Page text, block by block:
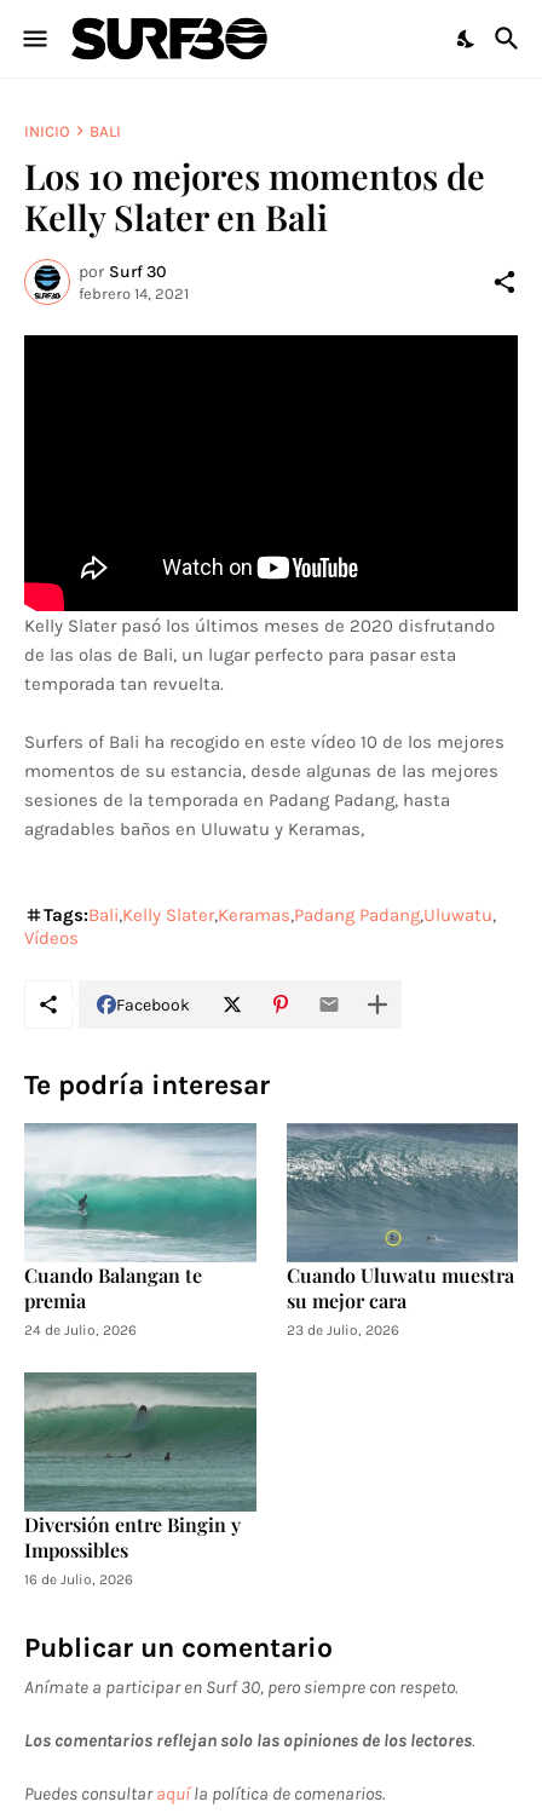
INICIO BALI
Los 10 mejores momentos de
Kelly Slater en Bali
por Surf 30
febrero 14, 2021
Kelly Slater pasó los últimos meses de 2020 disfrutando
de las olas de Bali, un lugar perfecto para pasar esta
temporada tan revuelta.
Surfers of Bali ha recogido en este vídeo 10 de los mejores
momentos de su estancia, desde algunas de las mejores
sesiones de la temporada en Padang Padang, hasta
agradables baños en Uluwatu y Keramas,
Tags:Bali Kelly Slater Keramas Padang Padang Uluwatu
Vídeos
Facebook
Te podría interesar
Cuando Balangan te
premia
24 de Julio, 2026
Cuando Uluwatu muestra
su mejor cara
23 de Julio, 2026
Diversión entre Bingin y
Impossibles
16 de Julio, 2026
Publicar un comentario
Anímate a participar en Surf 30, pero siempre con respeto.
Los comentarios reflejan solo las opiniones de los lectores.
Puedes consultaraquíla política de comenarios.